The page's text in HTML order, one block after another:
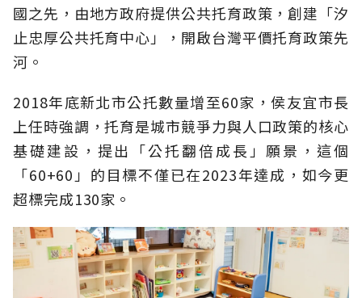
國之先，由地方政府提供公共托育政策，創建「汐
止忠厚公共托育中心」，開啟台灣平價托育政策先
河。
2018年底新北市公托數量增至60家，侯友宜市長
上任時強調，托育是城市競爭力與人口政策的核心
基礎建設，提出「公托翻倍成長」願景，這個
「60+60」的目標不僅已在2023年達成，如今更
超標完成130家。